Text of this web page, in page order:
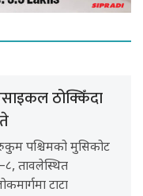
ठोक्किँदा
पश्चिमको मुसिकोट
तावलेस्थित
टाटा